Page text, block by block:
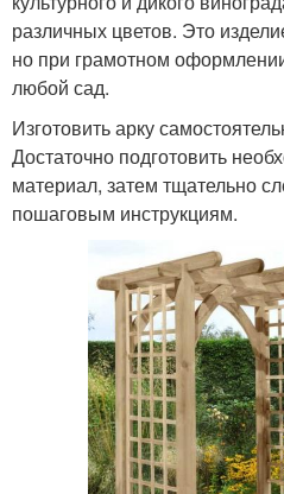
различных цветов. Это
но при грамотном
любой сад.
Изготовить арку
Достаточно подготовить
материал, затем тщательно
пошаговым инструкциям.